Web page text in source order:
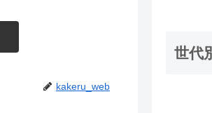
kakeru_web
世代